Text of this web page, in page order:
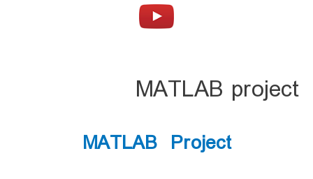
MATLAB project
MATLAB Project